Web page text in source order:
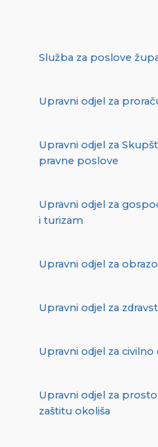
Služba za poslove
Upravni odjel za
Upravni odjel za
pravne poslove
Upravni odjel za
i turizam
Upravni odjel za
Upravni odjel za
Upravni odjel za
Upravni odjel za
zaštitu okoliša